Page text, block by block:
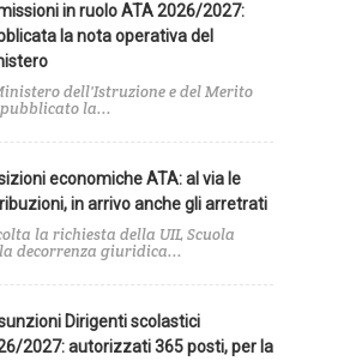
in ruolo ATA 2026/2027:
la nota operativa del
dell'Istruzione e del Merito
la...
economiche ATA: al via le
in arrivo anche gli arretrati
la richiesta della UIL Scuola
decorrenza giuridica...
Dirigenti scolastici
2027: autorizzati 365 posti, per la